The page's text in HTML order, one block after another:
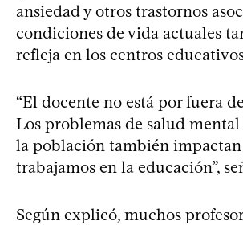
ansiedad y otros trastornos
condiciones de vida actuales
refleja en los centros
“El docente no está por fuera
Los problemas de salud
la población también
trabajamos en la educación”,
Según explicó, muchos